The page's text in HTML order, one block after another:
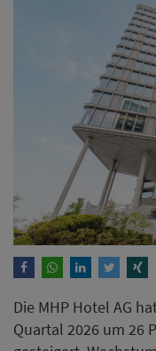
Die MHP Hotel AG
Quartal 2026 um 26